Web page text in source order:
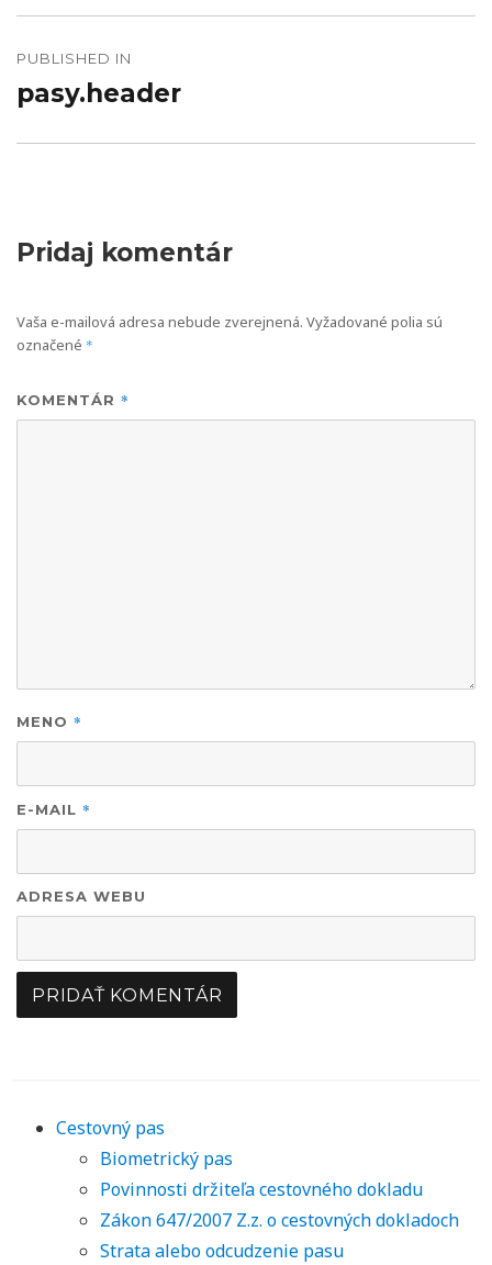
v
článku
PUBLISHED IN
pasy.header
Pridaj komentár
Vaša e-mailová adresa nebude zverejnená. Vyžadované polia sú
označené *
KOMENTÁR *
MENO *
E-MAIL *
ADRESA WEBU
Cestovný pas
Biometrický pas
Povinnosti držiteľa cestovného dokladu
Zákon 647/2007 Z.z. o cestovných dokladoch
Strata alebo odcudzenie pasu